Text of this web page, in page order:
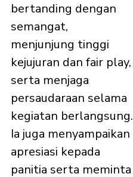
bertanding dengan
semangat,
menjunjung tinggi
kejujuran dan fair play,
serta menjaga
persaudaraan selama
kegiatan berlangsung.
Ia juga menyampaikan
apresiasi kepada
panitia serta meminta